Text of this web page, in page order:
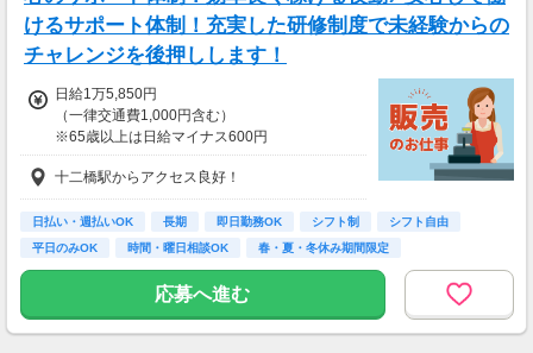
少し距離のある方も安心です。
家チカ・駅チカなど
通勤しやすい職場もご紹介できます。
けるサポート体制！充実した研修制度で未経験からの
チャレンジを後押しします！
日給1万5,850円
（一律交通費1,000円含む）
※65歳以上は日給マイナス600円
※70歳以上は日給マイナス2,380円
---
■交通誘導2級以上の資格をお持ちの方は
日給1万5,850円
※65歳以上は日給マイナス600円
※70歳以上は日給マイナス1,190円
★交通誘導2級（以上）として従事した場合
十二橋駅からアクセス良好！
日払い・週払いOK 長期 即日勤務OK シフト制
シフト自由
平日のみOK
時間・曜日相談OK
春・夏・冬休み期間限定
副業・ＷワークOK
応募へ進む